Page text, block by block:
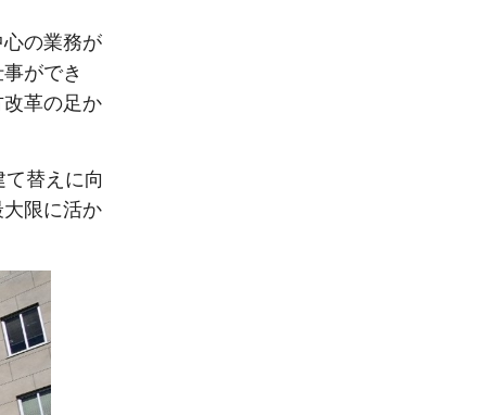
の業務が
ができ
革の足か
替えに向
限に活か